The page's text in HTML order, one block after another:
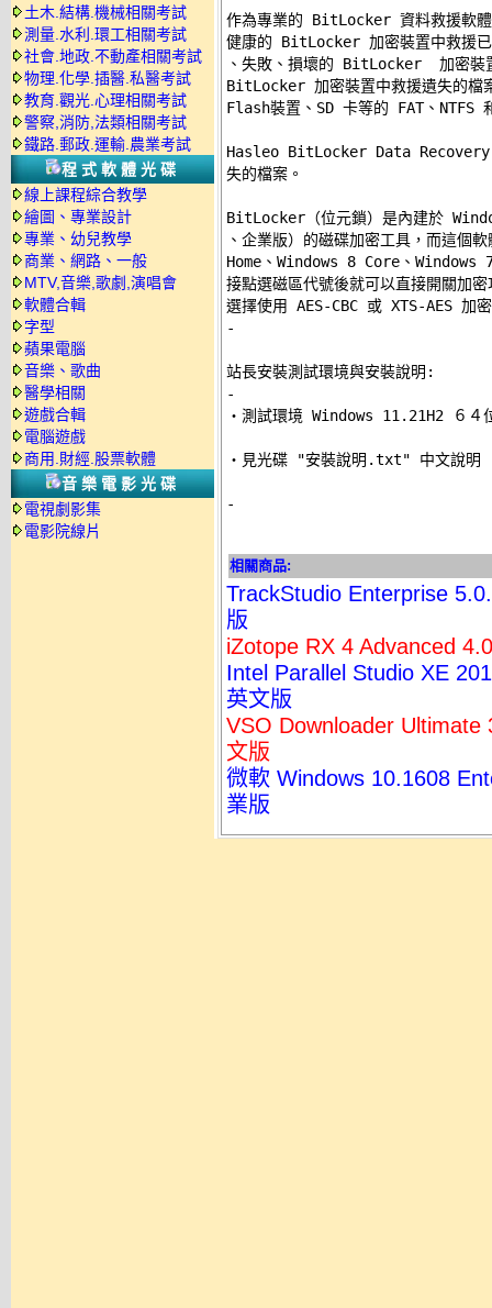
土木.結構.機械相關考試
測量.水利.環工相關考試
社會.地政.不動產相關考試
物理.化學.插醫.私醫考試
教育.觀光.心理相關考試
警察,消防,法類相關考試
鐵路.郵政.運輸.農業考試
程式軟體光碟
線上課程綜合教學
繪圖、專業設計
專業、幼兒教學
商業、網路、一般
MTV,音樂,歌劇,演唱會
軟體合輯
字型
蘋果電腦
音樂、歌曲
醫學相關
遊戲合輯
電腦遊戲
商用.財經.股票軟體
音樂電影光碟
電視劇影集
電影院線片
作為專業的 BitLocker 資料救援軟
健康的 BitLocker 加密裝置中救援
、失敗、損壞的 BitLocker  加密
BitLocker 加密裝置中救援遺失的檔
Flash裝置、SD 卡等的 FAT、
Hasleo BitLocker Data
失的檔案。
BitLocker（位元鎖）是內建於
、企業版）的磁碟加密工具，而這
Home、Windows 8 Core、
接點選磁區代號後就可以直接開關
-
站長安裝測試環境與安裝說明:
-
‧測試環境 Windows 11.21H2 ６４
‧見光碟 "安裝說明.txt" 中文說明
-
相關商品:
TrackStudio Enterprise
版
iZotope RX 4 Advanced
Intel Parallel Studio XE
英文版
VSO Downloader
文版
微軟 Windows 10.1608
業版